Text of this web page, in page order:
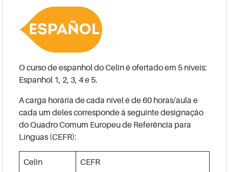
O curso de espanhol do Celin é ofertado em 5 níveis:
Espanhol 1, 2, 3, 4 e 5.
A carga horária de cada nível é de 60 horas/aula e
cada um deles corresponde à seguinte designação
do Quadro Comum Europeu de Referência para
Línguas (CEFR):
Celin CEFR